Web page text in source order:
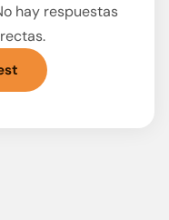
hay respuestas